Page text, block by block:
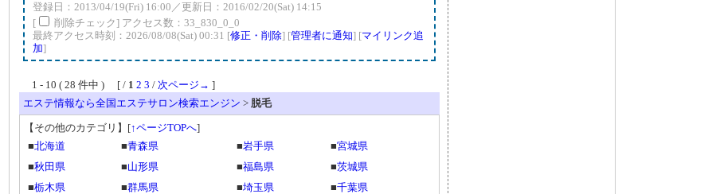
登録日：2013/04/19(Fri) 16:00／更新日：2016/02/20(Sat) 14:15
[
削除チェック] アクセス数：33_830_0_0
最終アクセス時刻：2026/08/08(Sat) 00:31 [修正・削除] [管理者に通知] [マイリンク追
加]
1 - 10 ( 28 件中 ) [ / 1 2 3 / 次ページ→ ]
エステ情報なら全国エステサロン検索エンジン > 脱毛
【その他のカテゴリ】 [↑ページTOPへ]
■北海道 ■青森県 ■岩手県 ■宮城県
■秋田県 ■山形県 ■福島県 ■茨城県
■栃木県 ■群馬県 ■埼玉県 ■千葉県